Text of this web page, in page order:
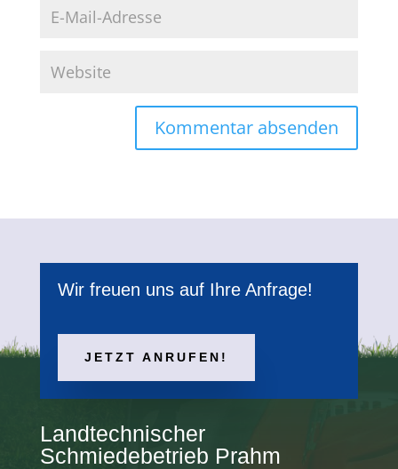
Wir freuen uns auf Ihre Anfrage!
JETZT ANRUFEN!
Landtechnischer
Schmiedebetrieb Prahm